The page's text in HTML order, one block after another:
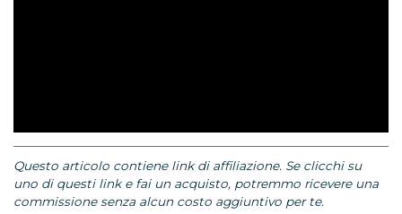
Questo articolo contiene link di affiliazione. Se clicchi su
uno di questi link e fai un acquisto, potremmo ricevere una
commissione senza alcun costo aggiuntivo per te.